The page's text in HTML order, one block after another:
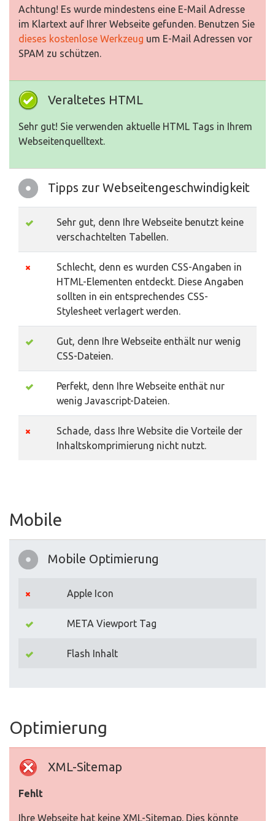
Achtung! Es wurde mindestens eine E-Mail Adresse
im Klartext auf Ihrer Webseite gefunden. Benutzen Sie
dieses kostenlose Werkzeug um E-Mail Adressen vor
SPAM zu schützen.
Veraltetes HTML
Sehr gut! Sie verwenden aktuelle HTML Tags in Ihrem
Webseitenquelltext.
Tipps zur Webseitengeschwindigkeit
Sehr gut, denn Ihre Webseite benutzt keine
verschachtelten Tabellen.
Schlecht, denn es wurden CSS-Angaben in
HTML-Elementen entdeckt. Diese Angaben
sollten in ein entsprechendes CSS-
Stylesheet verlagert werden.
Gut, denn Ihre Webseite enthält nur wenig
CSS-Dateien.
Perfekt, denn Ihre Webseite enthät nur
wenig Javascript-Dateien.
Schade, dass Ihre Website die Vorteile der
Inhaltskomprimierung nicht nutzt.
Mobile
Mobile Optimierung
Apple Icon
META Viewport Tag
Flash Inhalt
Optimierung
XML-Sitemap
Fehlt
Ihre Webseite hat keine XML-Sitemap. Dies könnte